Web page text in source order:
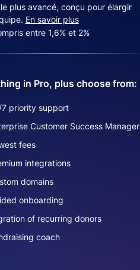
plus avancé, conçu pour élargir
En savoir plus
entre 1,6% et 2%
in Pro, plus choose from:
7 priority support
Customer Success Manager
fees
integrations
domains
onboarding
of recurring donors
coach